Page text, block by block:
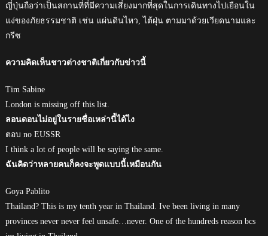
ญี่ปุ่นถือว่าเป็นสถานที่ที่มีความเสี่ยงมากที่สุดในการเดินทางไปเยือนใน
แง่ของภัยธรรมชาติ เช่น แผ่นดินไหว, ไต้ฝุ่น ตามมาด้วยเวียดนามและ
กรีซ
ความคิดเห็นชาวต่างชาติเกี่ยวกับข่าวนี้
Tim Sabine
London is missing off this list.
ลอนดอนไม่อยู่ในรายชื่อเหล่านี้ได้ไง
ตอบ no EUSSR
I think a lot of people will be saying the same.
ฉันคิดว่าหลายคนก็คงจะพูดแบบนี้เหมือนกัน
Goya Pablito
Thailand? This is my tenth year in Thailand. Ive been living in many
provinces never never feel unsafe…never. One of the hundreds reason bcs